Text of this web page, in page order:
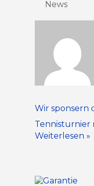
News
Wir sponsern
Tennisturnier
Weiterlesen »